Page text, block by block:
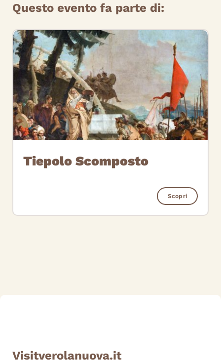
Questo evento fa parte di:
Tiepolo Scomposto
Scopri
Visitverolanuova.it